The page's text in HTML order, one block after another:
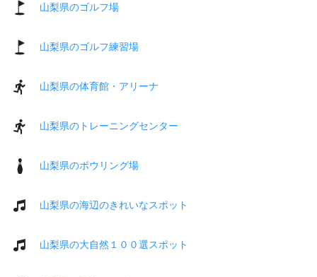
山梨県のゴルフ場
山梨県のゴルフ練習場
山梨県の体育館・アリーナ
山梨県のトレーニングセンター
山梨県のボウリング場
山梨県の海辺のきれいなスポット
山梨県の大自然１００選スポット